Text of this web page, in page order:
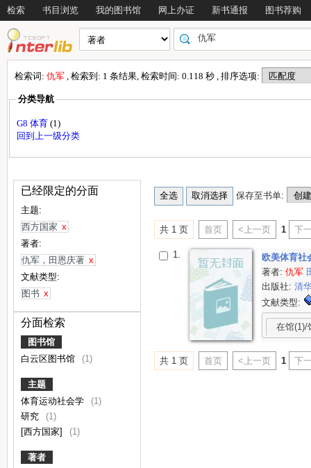
检索 书目浏览 我的图书馆 网上办证 新书通报 图书荐购
检索词: 仇军 , 检索到: 1 条结果, 检索时间: 0.118 秒 , 排序选项:
分类导航
G8 体育 (1)
回到上一级分类
已经限定的分面
主题:
西方国家 x
著者:
仇军，田恩庆著 x
文献类型:
图书 x
分面检索
图书馆
白云区图书馆
(1)
主题
体育运动社会学
(1)
研究
(1)
[西方国家]
(1)
著者
保存至书单:
共 1 页 首页 <上一页 1 下
1.
欧美体育
著者:仇军
出版社:清
文献类型:
在馆(1)/
共 1 页 首页 <上一页 1 下